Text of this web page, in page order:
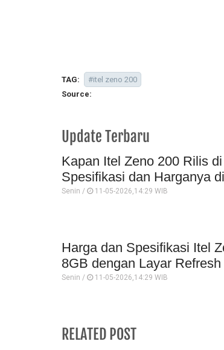
TAG:
#itel zeno 200
Source:
Update Terbaru
Kapan Itel Zeno 200 Rilis
Spesifikasi dan Harganya
Senin / 11-05-2026,14:29 WIB
Harga dan Spesifikasi Itel
8GB dengan Layar
Senin / 11-05-2026,14:29 WIB
RELATED POST